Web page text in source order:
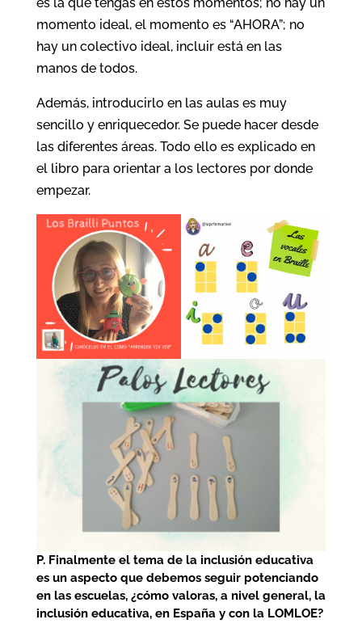
momento ideal, el momento es “AHORA”; no
hay un colectivo ideal, incluir está en las
manos de todos.
Además, introducirlo en las aulas es muy
sencillo y enriquecedor. Se puede hacer desde
las diferentes áreas. Todo ello es explicado en
el libro para orientar a los lectores por donde
empezar.
P. Finalmente el tema de la inclusión educativa
es un aspecto que debemos seguir potenciando
en las escuelas, ¿cómo valoras, a nivel general, la
inclusión educativa, en España y con la LOMLOE?